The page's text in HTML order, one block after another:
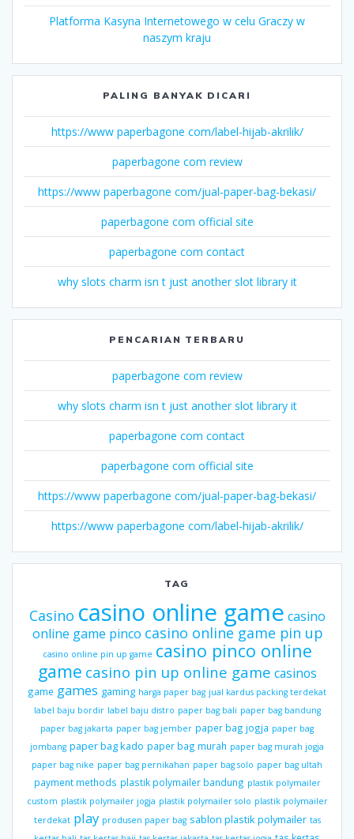
Platforma Kasyna Internetowego w celu Graczy w
naszym kraju
PALING BANYAK DICARI
https://www paperbagone com/label-hijab-akrilik/
paperbagone com review
https://www paperbagone com/jual-paper-bag-bekasi/
paperbagone com official site
paperbagone com contact
why slots charm isn t just another slot library it
PENCARIAN TERBARU
paperbagone com review
why slots charm isn t just another slot library it
paperbagone com contact
paperbagone com official site
https://www paperbagone com/jual-paper-bag-bekasi/
https://www paperbagone com/label-hijab-akrilik/
TAG
Casino casino online game casino
online game pinco casino online game pin up
casino online pin up game casino pinco online
game casino pin up online game casinos
game games gaming harga paper bag jual kardus packing terdekat
label baju bordir label baju distro paper bag bali paper bag bandung
paper bag jakarta paper bag jember paper bag jogja paper bag
jombang paper bag kado paper bag murah paper bag murah jogja
paper bag nike paper bag pernikahan paper bag solo paper bag ultah
payment methods plastik polymailer bandung plastik polymailer
custom plastik polymailer jogja plastik polymailer solo plastik polymailer
terdekat play produsen paper bag sablon plastik polymailer tas